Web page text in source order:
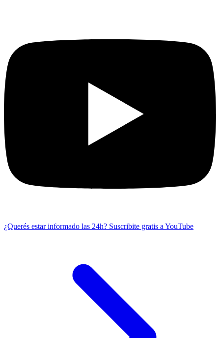
¿Querés estar informado las 24h? Suscribite gratis a YouTube